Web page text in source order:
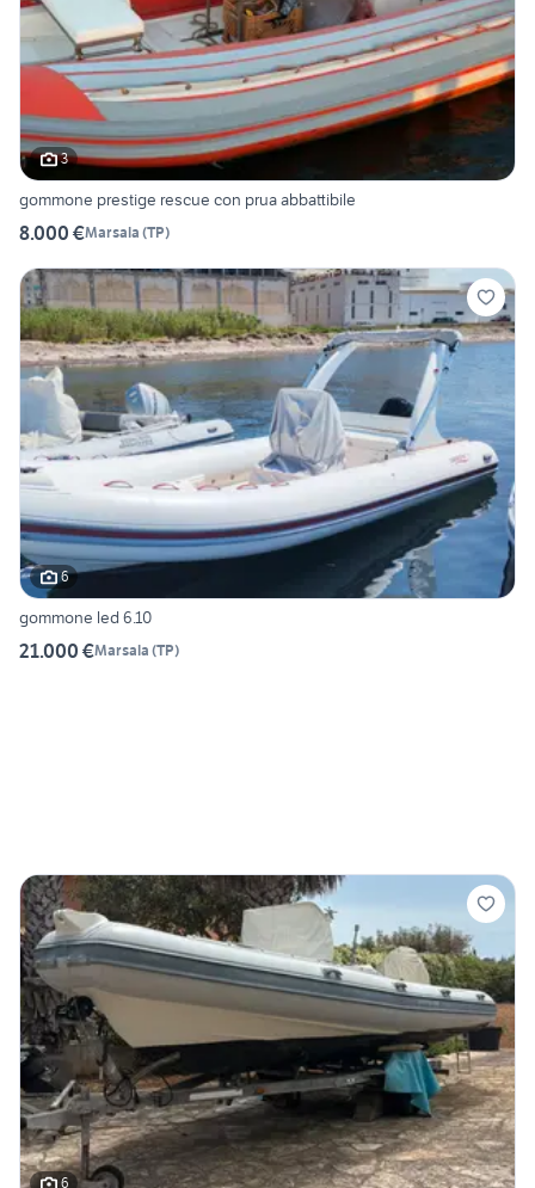
3
gommone prestige rescue con prua abbattibile
8.000 €Marsala (TP)
6
gommone led 6.10
21.000 €Marsala (TP)
6